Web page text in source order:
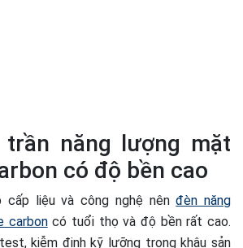
năng lượng mặt
có độ bền cao
cấp liệu và công nghệ nênđèn năng
carboncó tuổi thọ và độ bền rất cao.
kiễm định kỹ lưỡng trong khâu sản